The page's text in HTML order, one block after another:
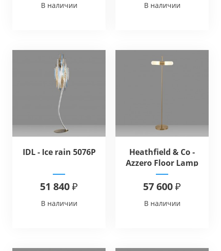
В наличии В наличии
IDL - Ice rain 5076P
51 840 ₽
В наличии
Heathfield & Co -
Azzero Floor Lamp
57 600 ₽
В наличии